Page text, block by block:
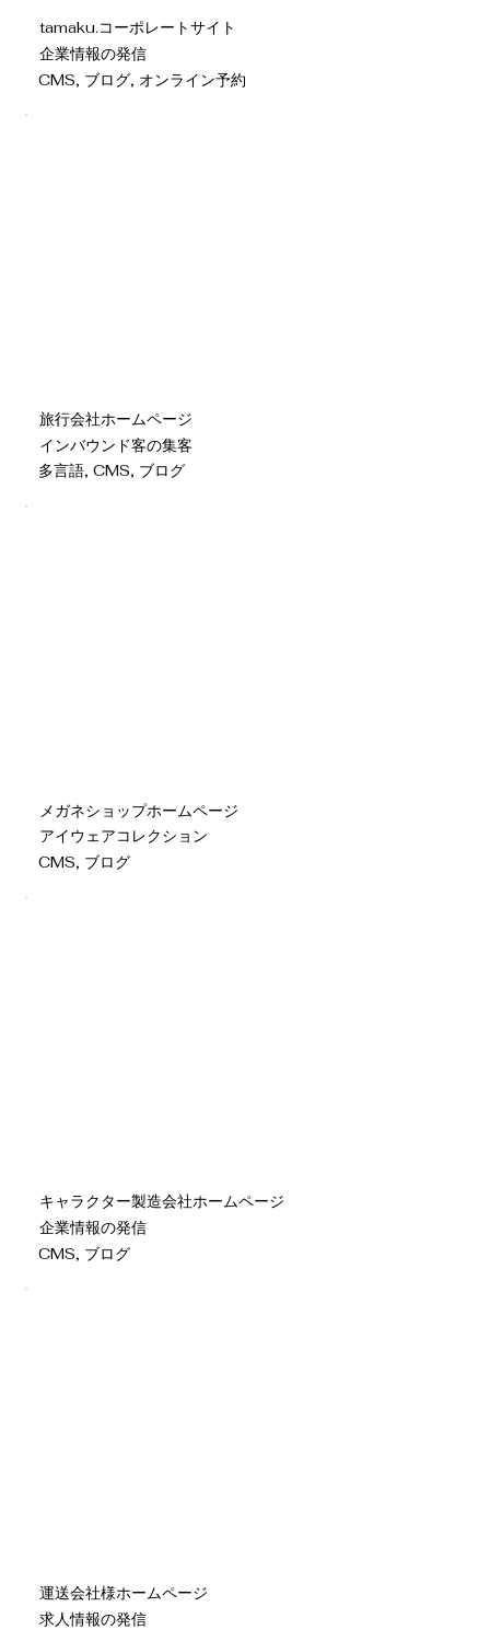
tamaku.コーポレートサイト
企業情報の発信
CMS, ブログ, オンライン予約
旅行会社ホームページ
インバウンド客の集客
多言語, CMS, ブログ
メガネショップホームページ
アイウェアコレクション
CMS, ブログ
キャラクター製造会社ホームページ
企業情報の発信
CMS, ブログ
運送会社様ホームページ
求人情報の発信